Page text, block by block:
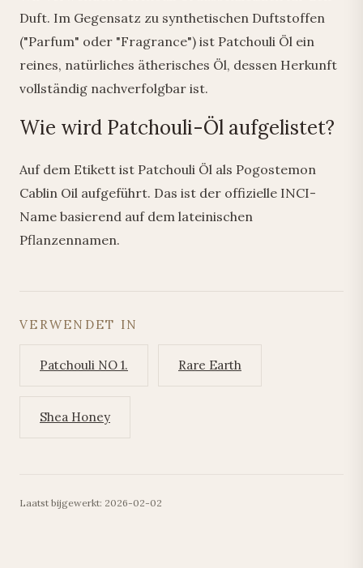
Duft. Im Gegensatz zu synthetischen Duftstoffen
("Parfum" oder "Fragrance") ist Patchouli Öl ein
reines, natürliches ätherisches Öl, dessen Herkunft
vollständig nachverfolgbar ist.
Wie wird Patchouli-Öl aufgelistet?
Auf dem Etikett ist Patchouli Öl als Pogostemon
Cablin Oil aufgeführt. Das ist der offizielle INCI-
Name basierend auf dem lateinischen
Pflanzennamen.
VERWENDET IN
Patchouli NO 1. Rare Earth
Shea Honey
Laatst bijgewerkt: 2026-02-02